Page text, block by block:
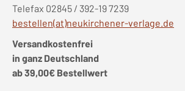
Telefax 02845 / 392-19 7239
bestellen(at)neukirchener-verlage.de
Versandkostenfrei
in ganz Deutschland
ab 39,00€ Bestellwert